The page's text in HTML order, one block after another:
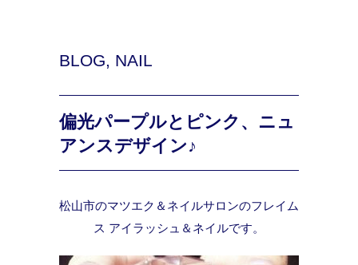
BLOG, NAIL
偏光パープルとピンク、ニュ
アンスデザイン♪
松山市のマツエク＆ネイルサロンのフレイム
ス アイラッシュ＆ネイルです。